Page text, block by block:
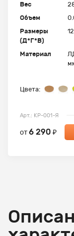
Вес
Объем
Размеры
(Д*Г*В)
Материал
Цвета:
Арт.: КР-001-Я
от6 290 ₽